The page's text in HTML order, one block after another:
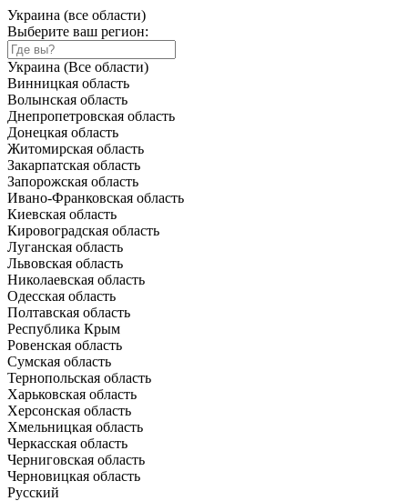
Украина (все области)
Выберите ваш регион:
Украина (Все области)
Винницкая область
Волынская область
Днепропетровская область
Донецкая область
Житомирская область
Закарпатская область
Запорожская область
Ивано-Франковская область
Киевская область
Кировоградская область
Луганская область
Львовская область
Николаевская область
Одесская область
Полтавская область
Республика Крым
Ровенская область
Сумская область
Тернопольская область
Харьковская область
Херсонская область
Хмельницкая область
Черкасская область
Черниговская область
Черновицкая область
Русский